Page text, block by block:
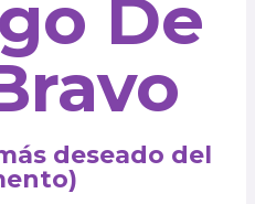
De
deseado del